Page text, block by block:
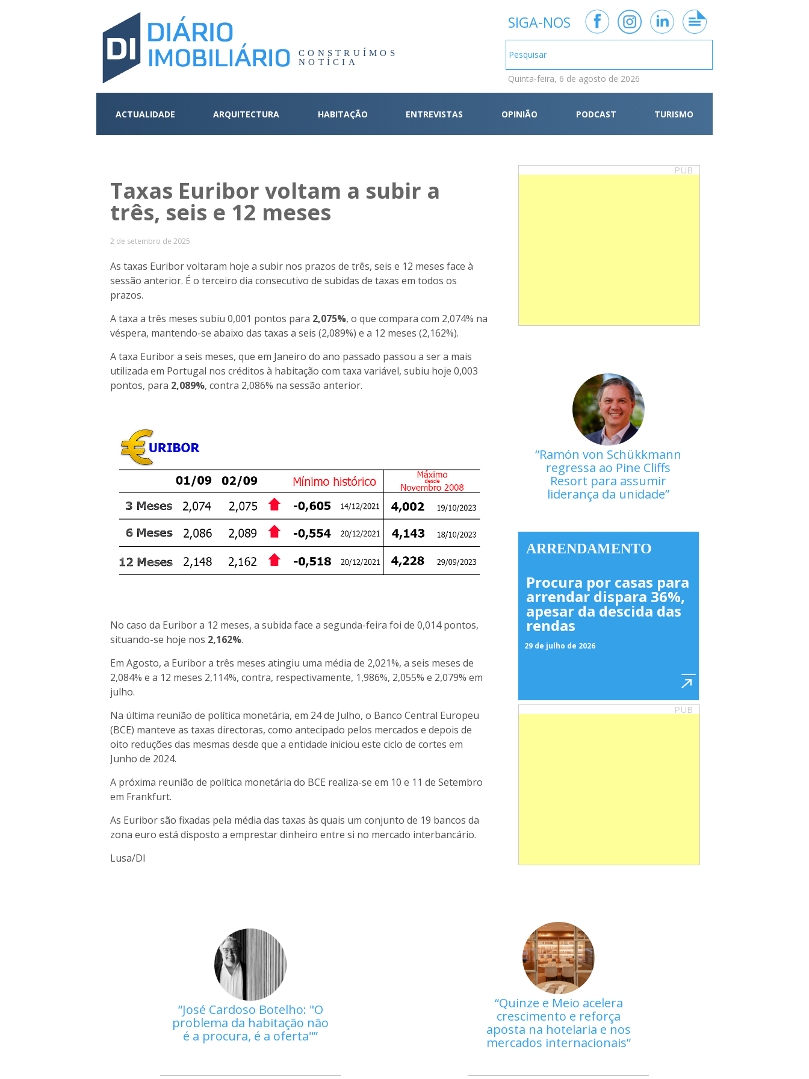
CONSTRUÍMOS
NOTÍCIA
SIGA-NOS
Quinta-feira, 6 de agosto de 2026
ACTUALIDADE ARQUITECTURA HABITAÇÃO ENTREVISTAS OPINIÃO PODCAST TURISMO
Taxas Euribor voltam a subir a
três, seis e 12 meses
2 de setembro de 2025
As taxas Euribor voltaram hoje a subir nos prazos de três, seis e 12 meses face à
sessão anterior. É o terceiro dia consecutivo de subidas de taxas em todos os
prazos.
A taxa a três meses subiu 0,001 pontos para 2,075%, o que compara com 2,074% na
véspera, mantendo-se abaixo das taxas a seis (2,089%) e a 12 meses (2,162%).
A taxa Euribor a seis meses, que em Janeiro do ano passado passou a ser a mais
utilizada em Portugal nos créditos à habitação com taxa variável, subiu hoje 0,003
pontos, para 2,089%, contra 2,086% na sessão anterior.
No caso da Euribor a 12 meses, a subida face a segunda-feira foi de 0,014 pontos,
situando-se hoje nos 2,162%.
Em Agosto, a Euribor a três meses atingiu uma média de 2,021%, a seis meses de
2,084% e a 12 meses 2,114%, contra, respectivamente, 1,986%, 2,055% e 2,079% em
julho.
Na última reunião de política monetária, em 24 de Julho, o Banco Central Europeu
(BCE) manteve as taxas directoras, como antecipado pelos mercados e depois de
oito reduções das mesmas desde que a entidade iniciou este ciclo de cortes em
Junho de 2024.
A próxima reunião de política monetária do BCE realiza-se em 10 e 11 de Setembro
em Frankfurt.
As Euribor são fixadas pela média das taxas às quais um conjunto de 19 bancos da
zona euro está disposto a emprestar dinheiro entre si no mercado interbancário.
Lusa/DI
PUB
Ramón von Schükkmann
regressa ao Pine Cliffs
Resort para assumir
liderança da unidade
ARRENDAMENTO
Procura por casas para
arrendar dispara 36%,
apesar da descida das
rendas
29 de julho de 2026
PUB
José Cardoso Botelho: "O
problema da habitação não
é a procura, é a oferta"
Quinze e Meio acelera
crescimento e reforça
aposta na hotelaria e nos
mercados internacionais